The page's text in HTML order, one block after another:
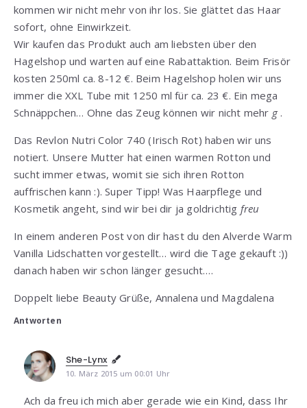
kommen wir nicht mehr von ihr los. Sie glättet das Haar
sofort, ohne Einwirkzeit.
Wir kaufen das Produkt auch am liebsten über den
Hagelshop und warten auf eine Rabattaktion. Beim Frisör
kosten 250ml ca. 8-12 €. Beim Hagelshop holen wir uns
immer die XXL Tube mit 1250 ml für ca. 23 €. Ein mega
Schnäppchen… Ohne das Zeug können wir nicht mehr g.
Das Revlon Nutri Color 740 (Irisch Rot) haben wir uns
notiert. Unsere Mutter hat einen warmen Rotton und
sucht immer etwas, womit sie sich ihren Rotton
auffrischen kann :). Super Tipp! Was Haarpflege und
Kosmetik angeht, sind wir bei dir ja goldrichtig freu
In einem anderen Post von dir hast du den Alverde Warm
Vanilla Lidschatten vorgestellt… wird die Tage gekauft :))
danach haben wir schon länger gesucht….
Doppelt liebe Beauty Grüße, Annalena und Magdalena
Antworten
She-Lynx
10. März 2015 um 00:01 Uhr
Ach da freu ich mich aber gerade wie ein Kind, dass Ihr